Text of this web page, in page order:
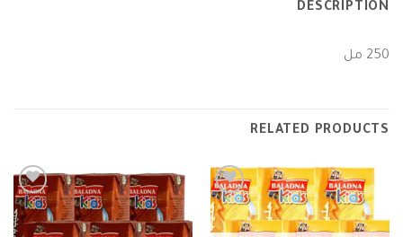
DESCRIPTION
250 مل
RELATED PRODUCTS
Add to
wishlist
Add to
wishlist